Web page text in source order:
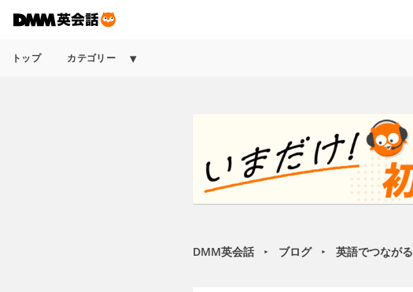
トップ カテゴリー
DMM英会話 ► ブログ ► 英語でつながる